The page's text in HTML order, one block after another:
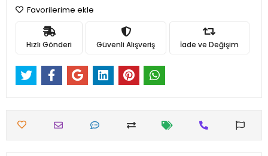
Favorilerime ekle
Hızlı Gönderi Güvenli Alışveriş İade ve Değişim